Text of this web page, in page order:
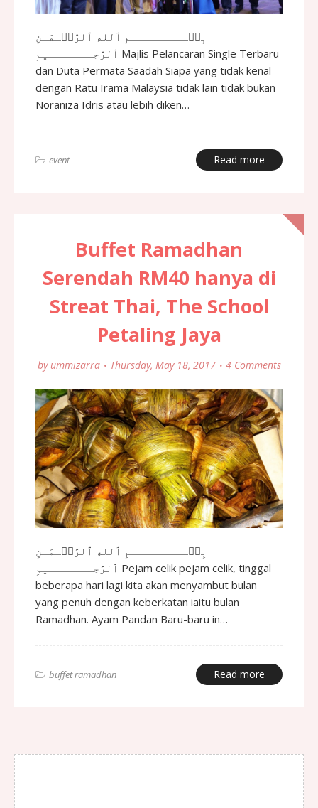
بِسۡـــــــــمِ ٱللهِ ٱلرَّحۡـمَـٰنِ
ٱلرَّحِـــــــيمِ Majlis Pelancaran Single Terbaru
dan Duta Permata Saadah Siapa yang tidak kenal
dengan Ratu Irama Malaysia tidak lain tidak bukan
Noraniza Idris atau lebih diken…
event Read more
Buffet Ramadhan
Serendah RM40 hanya di
Streat Thai, The School
Petaling Jaya
by ummizarra Thursday, May 18, 2017 4 Comments
بِسۡـــــــــمِ ٱللهِ ٱلرَّحۡـمَـٰنِ
ٱلرَّحِـــــــيمِ Pejam celik pejam celik, tinggal
beberapa hari lagi kita akan menyambut bulan
yang penuh dengan keberkatan iaitu bulan
Ramadhan. Ayam Pandan Baru-baru in…
buffet ramadhan Read more